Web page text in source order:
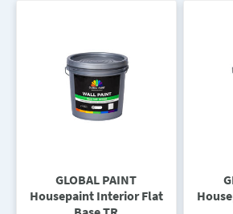
GLOBAL PAINT
Housepaint Interior Flat